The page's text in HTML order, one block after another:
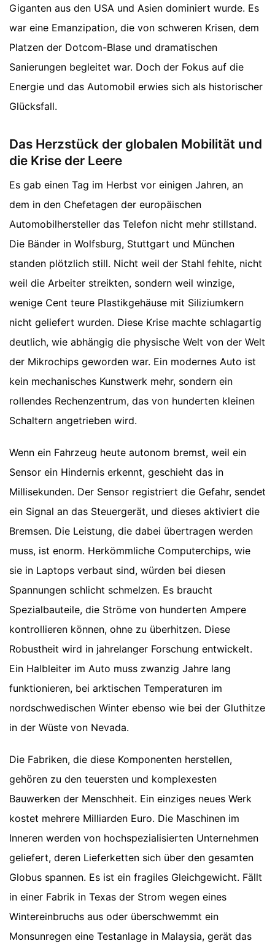
Giganten aus den USA und Asien dominiert wurde. Es
war eine Emanzipation, die von schweren Krisen, dem
Platzen der Dotcom-Blase und dramatischen
Sanierungen begleitet war. Doch der Fokus auf die
Energie und das Automobil erwies sich als historischer
Glücksfall.
Das Herzstück der globalen Mobilität und
die Krise der Leere
Es gab einen Tag im Herbst vor einigen Jahren, an
dem in den Chefetagen der europäischen
Automobilhersteller das Telefon nicht mehr stillstand.
Die Bänder in Wolfsburg, Stuttgart und München
standen plötzlich still. Nicht weil der Stahl fehlte, nicht
weil die Arbeiter streikten, sondern weil winzige,
wenige Cent teure Plastikgehäuse mit Siliziumkern
nicht geliefert wurden. Diese Krise machte schlagartig
deutlich, wie abhängig die physische Welt von der Welt
der Mikrochips geworden war. Ein modernes Auto ist
kein mechanisches Kunstwerk mehr, sondern ein
rollendes Rechenzentrum, das von hunderten kleinen
Schaltern angetrieben wird.
Wenn ein Fahrzeug heute autonom bremst, weil ein
Sensor ein Hindernis erkennt, geschieht das in
Millisekunden. Der Sensor registriert die Gefahr, sendet
ein Signal an das Steuergerät, und dieses aktiviert die
Bremsen. Die Leistung, die dabei übertragen werden
muss, ist enorm. Herkömmliche Computerchips, wie
sie in Laptops verbaut sind, würden bei diesen
Spannungen schlicht schmelzen. Es braucht
Spezialbauteile, die Ströme von hunderten Ampere
kontrollieren können, ohne zu überhitzen. Diese
Robustheit wird in jahrelanger Forschung entwickelt.
Ein Halbleiter im Auto muss zwanzig Jahre lang
funktionieren, bei arktischen Temperaturen im
nordschwedischen Winter ebenso wie bei der Gluthitze
in der Wüste von Nevada.
Die Fabriken, die diese Komponenten herstellen,
gehören zu den teuersten und komplexesten
Bauwerken der Menschheit. Ein einziges neues Werk
kostet mehrere Milliarden Euro. Die Maschinen im
Inneren werden von hochspezialisierten Unternehmen
geliefert, deren Lieferketten sich über den gesamten
Globus spannen. Es ist ein fragiles Gleichgewicht. Fällt
in einer Fabrik in Texas der Strom wegen eines
Wintereinbruchs aus oder überschwemmt ein
Monsunregen eine Testanlage in Malaysia, gerät das